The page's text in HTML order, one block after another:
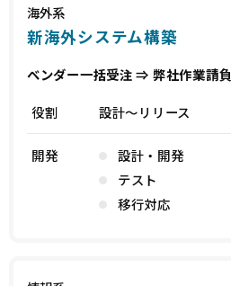
海外系
新海外システム構築
ベンダー一括受注 ⇒ 弊社作業請負
役割
設計～リリース
開発
設計・開発
テスト
移行対応